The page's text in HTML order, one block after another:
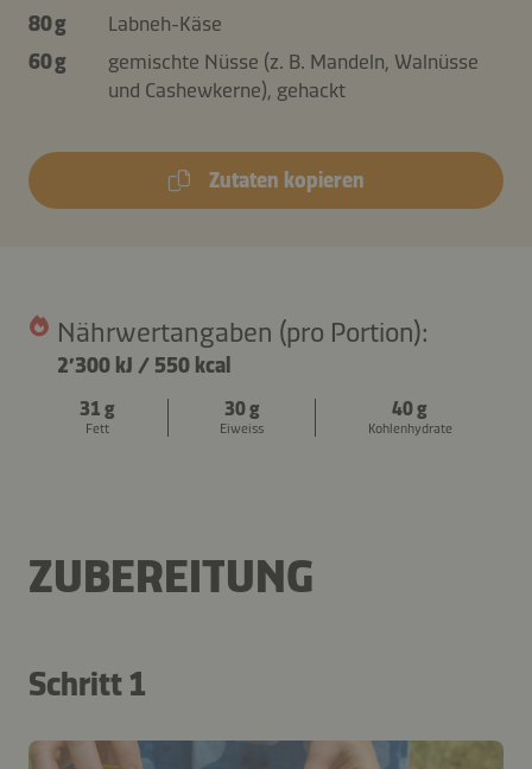
80 g
Labneh-Käse
60 g
gemischte Nüsse (z. B. Mandeln, Walnüsse
und Cashewkerne), gehackt
Zutaten kopieren
Nährwertangaben (pro Portion):
2’300 kJ / 550 kcal
31 g
Fett
30 g
Eiweiss
40 g
Kohlenhydrate
ZUBEREITUNG
Schritt 1